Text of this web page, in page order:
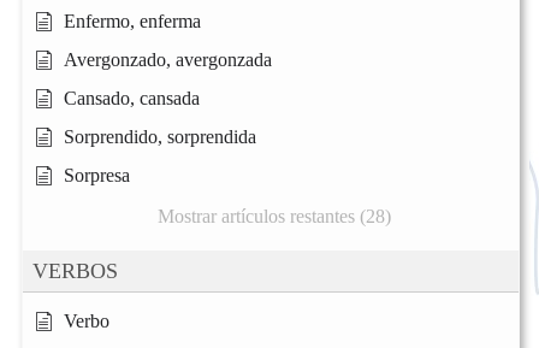
Enfermo, enferma
Avergonzado, avergonzada
Cansado, cansada
Sorprendido, sorprendida
Sorpresa
Mostrar artículos restantes (28)
VERBOS
Verbo